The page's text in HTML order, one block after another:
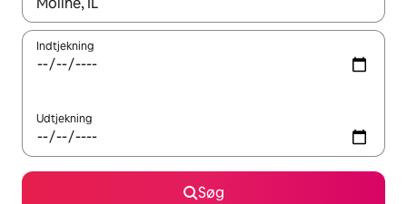
Indtjekning
Udtjekning
Søg